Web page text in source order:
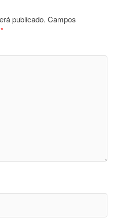
publicado. Campos
*